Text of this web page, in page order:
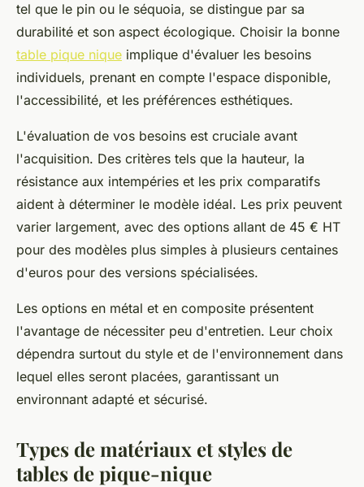
tel que le pin ou le séquoia, se distingue par sa
durabilité et son aspect écologique. Choisir la bonne
table pique nique implique d'évaluer les besoins
individuels, prenant en compte l'espace disponible,
l'accessibilité, et les préférences esthétiques.
L'évaluation de vos besoins est cruciale avant
l'acquisition. Des critères tels que la hauteur, la
résistance aux intempéries et les prix comparatifs
aident à déterminer le modèle idéal. Les prix peuvent
varier largement, avec des options allant de 45 € HT
pour des modèles plus simples à plusieurs centaines
d'euros pour des versions spécialisées.
Les options en métal et en composite présentent
l'avantage de nécessiter peu d'entretien. Leur choix
dépendra surtout du style et de l'environnement dans
lequel elles seront placées, garantissant un
environnant adapté et sécurisé.
Types de matériaux et styles de
tables de pique-nique